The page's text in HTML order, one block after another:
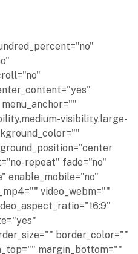
visibility,large-
repeat" fade="no"
enable_mobile="no"
video_webm=""
border_color=""
margin_bottom=""